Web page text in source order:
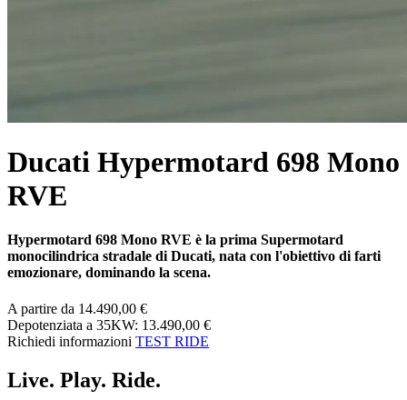
Ducati Hypermotard 698 Mono
RVE
Hypermotard 698 Mono RVE è la prima Supermotard
monocilindrica stradale di Ducati, nata con l'obiettivo di farti
emozionare, dominando la scena.
A partire da 14.490,00 €
Depotenziata a 35KW: 13.490,00 €
Richiedi informazioni TEST RIDE
Live. Play. Ride.